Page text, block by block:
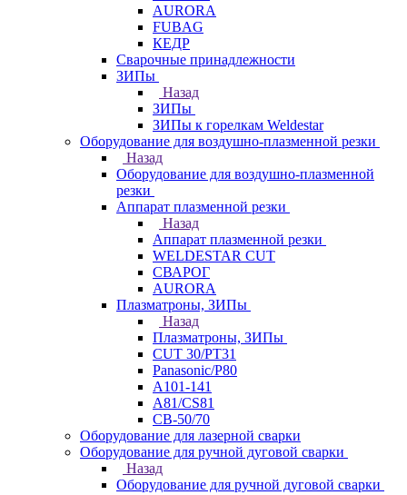
AURORA
FUBAG
КЕДР
Сварочные принадлежности
ЗИПы
Назад
ЗИПы
ЗИПы к горелкам Weldestar
Оборудование для воздушно-плазменной резки
Назад
Оборудование для воздушно-плазменной
резки
Аппарат плазменной резки
Назад
Аппарат плазменной резки
WELDESTAR CUT
СВАРОГ
AURORA
Плазматроны, ЗИПы
Назад
Плазматроны, ЗИПы
CUT 30/PT31
Panasonic/P80
А101-141
А81/CS81
СВ-50/70
Оборудование для лазерной сварки
Оборудование для ручной дуговой сварки
Назад
Оборудование для ручной дуговой сварки